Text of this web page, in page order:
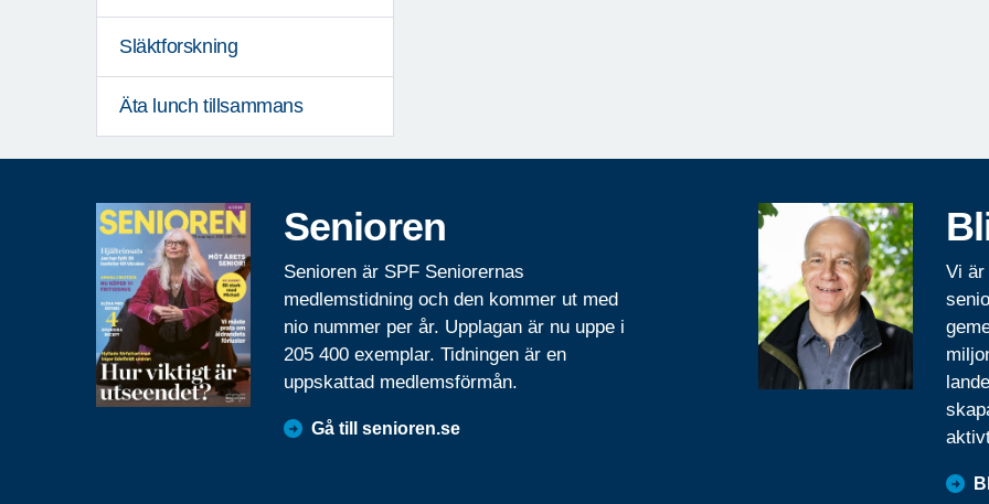
Släktforskning
Äta lunch tillsammans
Senioren
Senioren är SPF Seniorernas
medlemstidning och den kommer ut med
nio nummer per år. Upplagan är nu uppe i
205 400 exemplar. Tidningen är en
uppskattad medlemsförmån.
Gå till senioren.se
Vi är